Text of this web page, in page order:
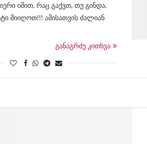
იმით, რაც გაქვთ, თუ გინდა,
მიიღოთ!!! ამისათვის ძალიან
განაგრძე კითხვა